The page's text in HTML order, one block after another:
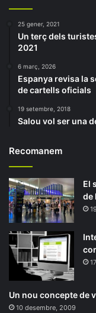
25 gener, 2021
Un terç dels
2021
6 març, 2026
Espanya revisa la
de cartells oficials
19 setembre, 2018
Salou vol ser una
Recomanem
El
de
Un nou concepte de
10 desembre, 2009